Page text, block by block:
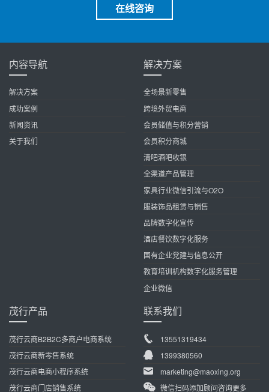
在线咨询
内容导航
解决方案
成功案例
新闻资讯
关于我们
解决方案
全场景新零售
跨境外贸电商
会员储值与积分营销
会员积分商城
清吧酒吧收银
全渠道产品管理
家具行业微信引流与O2O
服装饰品租赁与销售
品牌数字化宣传
酒店餐饮数字化服务
国有企业党建与信息公开
教育培训机构数字化服务管理
企业微信
茂行产品
茂行云商B2B2C多商户电商系统
茂行云商新零售系统
茂行云商电商小程序系统
茂行云商门店销售系统
联系我们
13551319434
1399380560
marketing@maoxing.org
微信扫码添加顾问咨询更多